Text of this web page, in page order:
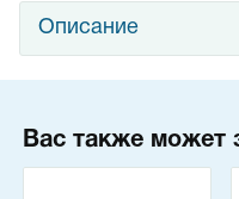
Описание
Вас также может